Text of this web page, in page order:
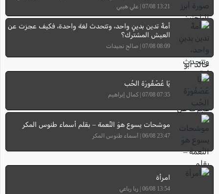
13:21 07/08 | علي هيبي
أمةٌ تدين بدينٍ واحد، وتتحدث لغة واحدة، فكيف عجزت عن
العيش المشترك؟
08:09 07/08 | صالح نجيدات
يَا عُصْفُورَةَ الحُب
07:35 07/08 | كمال إبراهيم
موشحات يسوع هوَ النِّعمة – بقلم أسماء طنوس المكر
23:47 06/08 | أسماء طنوس المكر
امرأة
13:54 06/08 | ربا رباعي